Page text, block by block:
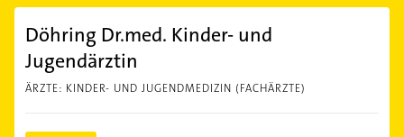
Döhring Dr.med. Kinder- und
Jugendärztin
ÄRZTE: KINDER- UND JUGENDMEDIZIN (FACHÄRZTE)